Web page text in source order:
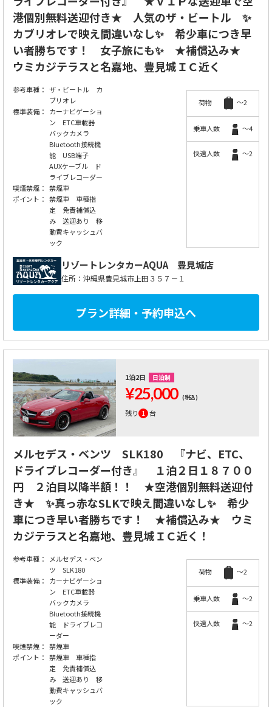
港個別無料送迎付き★ 人気のザ・ビートル ✨
カブリオレで映え間違いなし✨ 希少車につき早
い者勝ちです！ 女子旅にも✨ ★補償込み★
ウミカジテラスと名嘉地、豊見城ＩＣ近く
参考車種： ザ・ビートル カ
ブリオレ
標準装備：
カーナビゲーショ
ン ETC車載器
バックカメラ
Bluetooth接続機
能 USB端子
AUXケーブル ド
ライブレコーダー
喫煙禁煙： 禁煙車
ポイント： 禁煙車 車種指
定 免責補償込
み 送迎あり 移
動費キャッシュバ
ック
荷物 ～2
乗車人数 ～4
快適人数 ～2
リゾートレンタカーAQUA 豊見城店
住所：沖縄県豊見城市上田３５７－１
プラン詳細・予約申込へ
1泊2日 日泊制
¥25,000 (税込)
残り 1 台
メルセデス・ベンツ SLK180 『ナビ、ETC、
ドライブレコーダー付き』 １泊２日１８７００
円 ２泊目以降半額！！ ★空港個別無料送迎付
き★ ✨真っ赤なSLKで映え間違いなし✨ 希少
車につき早い者勝ちです！ ★補償込み★ ウミ
カジテラスと名嘉地、豊見城ＩＣ近く！
参考車種：
メルセデス・ベン
ツ SLK180
標準装備：
カーナビゲーショ
ン ETC車載器
バックカメラ
Bluetooth接続機
能 ドライブレコ
ーダー
喫煙禁煙： 禁煙車
ポイント： 禁煙車 車種指
定 免責補償込
み 送迎あり 移
動費キャッシュバ
ック
荷物 ～2
乗車人数 ～2
快適人数 ～2